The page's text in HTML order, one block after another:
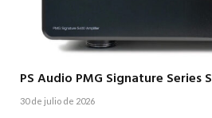
PS Audio PMG Signature Series
30 de julio de 2026